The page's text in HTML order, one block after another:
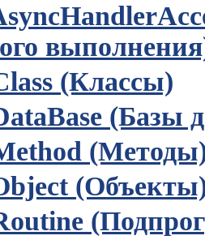
(Классы)
(Базы